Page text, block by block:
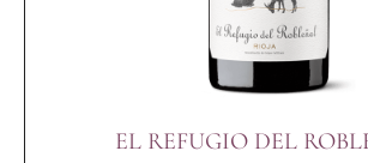
EL REFUGIO DEL